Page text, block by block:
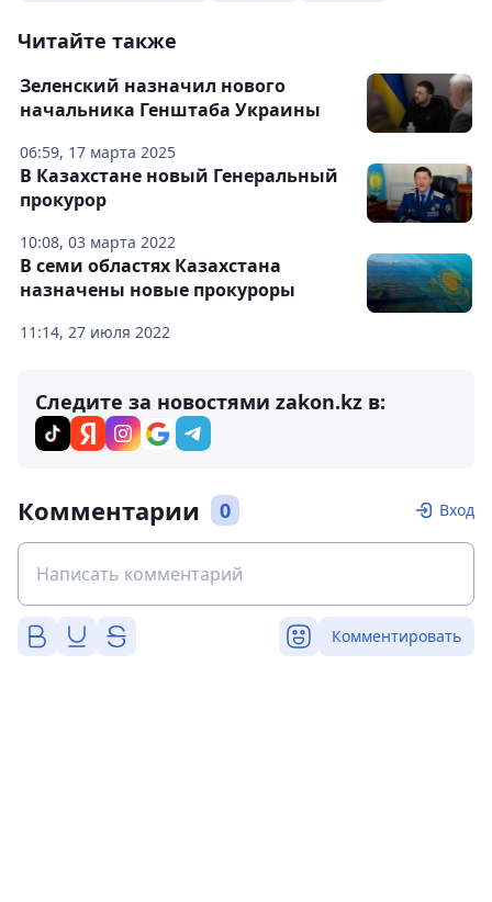
Читайте также
06:59, 17 марта 2025
Зеленский назначил нового
начальника Генштаба Украины
10:08, 03 марта 2022
В Казахстане новый Генеральный
прокурор
11:14, 27 июля 2022
В семи областях Казахстана
назначены новые прокуроры
Следите за новостями zakon.kz в:
Комментарии 0 Вход
Комментировать